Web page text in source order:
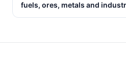
fuels, ores, metals and